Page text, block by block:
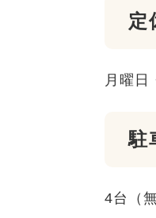
定
月曜日
駐
4台（無